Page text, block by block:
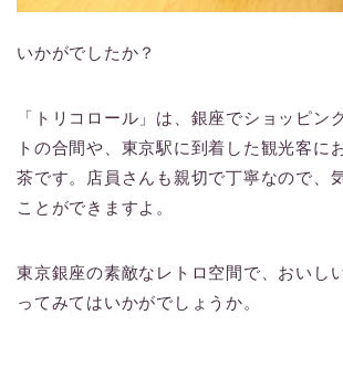
いかがでしたか？
「トリコロール」は、銀座でショッピン
トの合間や、東京駅に到着した観光客に
茶です。店員さんも親切で丁寧なので、
ことができますよ。
東京銀座の素敵なレトロ空間で、おいし
ってみてはいかがでしょうか。